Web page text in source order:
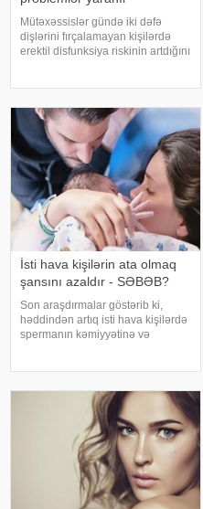
Mütəxəssislər gündə iki dəfə
dişlərini fırçalamayan kişilərdə
erektil disfunksiya riskinin artdığını
gigiyenasın
İsti hava kişilərin ata olmaq
şansını azaldır - SƏBƏB?
Son araşdırmalar göstərib ki,
həddindən artıq isti hava kişilərdə
spermanın kəmiyyətinə və
alınan sperma nümunələri